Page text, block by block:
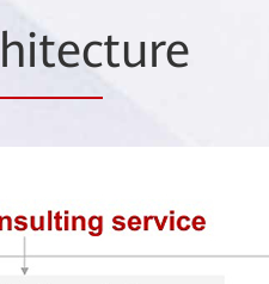
hitecture